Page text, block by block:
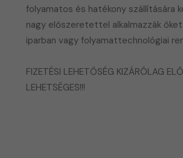
folyamatos és hatékony szállítására
nagy előszeretettel alkalmazzák
iparban vagy folyamattechnológiai
FIZETÉSI LEHETŐSÉG KIZÁRÓLAG
LEHETSÉGES!!!